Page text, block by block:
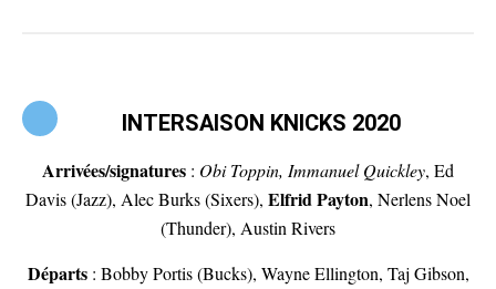
INTERSAISON KNICKS 2020
Arrivées/signatures : Obi Toppin, Immanuel Quickley, Ed
Davis (Jazz), Alec Burks (Sixers), Elfrid Payton, Nerlens Noel
(Thunder), Austin Rivers
Départs: Bobby Portis (Bucks), Wayne Ellington, Taj Gibson,